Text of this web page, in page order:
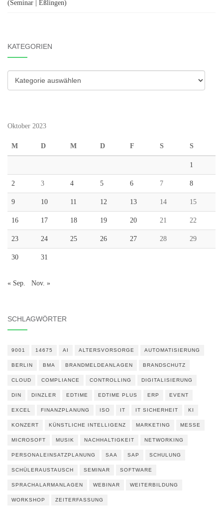
(Seminar | Eßlingen)
KATEGORIEN
Kategorien
Oktober 2023
M D M D F S S
1
2 3 4 5 6 7 8
9 10 11 12 13 14 15
16 17 18 19 20 21 22
23 24 25 26 27 28 29
30 31
« Sep. Nov. »
SCHLAGWÖRTER
9001 14675 AI ALTERSVORSORGE AUTOMATISIERUNG
BERLIN BMA BRANDMELDEANLAGEN BRANDSCHUTZ
CLOUD COMPLIANCE CONTROLLING DIGITALISIERUNG
DIN DINZLER EDTIME EDTIME PLUS ERP EVENT
EXCEL FINANZPLANUNG ISO IT IT SICHERHEIT KI
KONZERT KÜNSTLICHE INTELLIGENZ MARKETING MESSE
MICROSOFT MUSIK NACHHALTIGKEIT NETWORKING
PERSONALEINSATZPLANUNG SAA SAP SCHULUNG
SCHÜLERAUSTAUSCH SEMINAR SOFTWARE
SPRACHALARMANLAGEN WEBINAR WEITERBILDUNG
WORKSHOP ZEITERFASSUNG